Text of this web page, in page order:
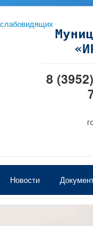
8
Новости